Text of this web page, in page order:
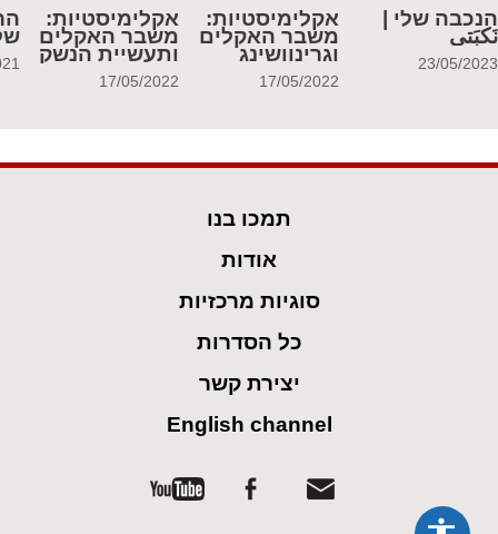
הנכבה שלי |
نَكبَتي
23/05/2023
אקלימיסטיות:
משבר האקלים
וגרינוושינג
17/05/2022
אקלימיסטיות:
משבר האקלים
ותעשיית הנשק
17/05/2022
תמכו בנו
אודות
סוגיות מרכזיות
כל הסדרות
יצירת קשר
English channel